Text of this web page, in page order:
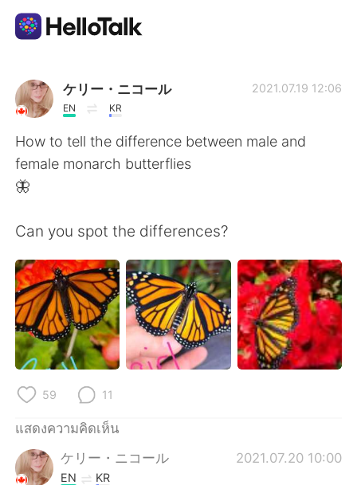
แอปแลกเปลี่ยนทางภาษา
AI Grammar Checker
ไทย
English 简体中文
繁體中文 Español
العربية Français
Deutsch 日本語
한국어
Türkçe
ケリー・ニコール
EN KR
2021.07.19 12:06
How to tell the difference between male and
female monarch butterflies
🦋
Can you spot the differences?
59 11
แสดงความคิดเห็น
ケリー・ニコール
2021.07.20 10:00
EN KR